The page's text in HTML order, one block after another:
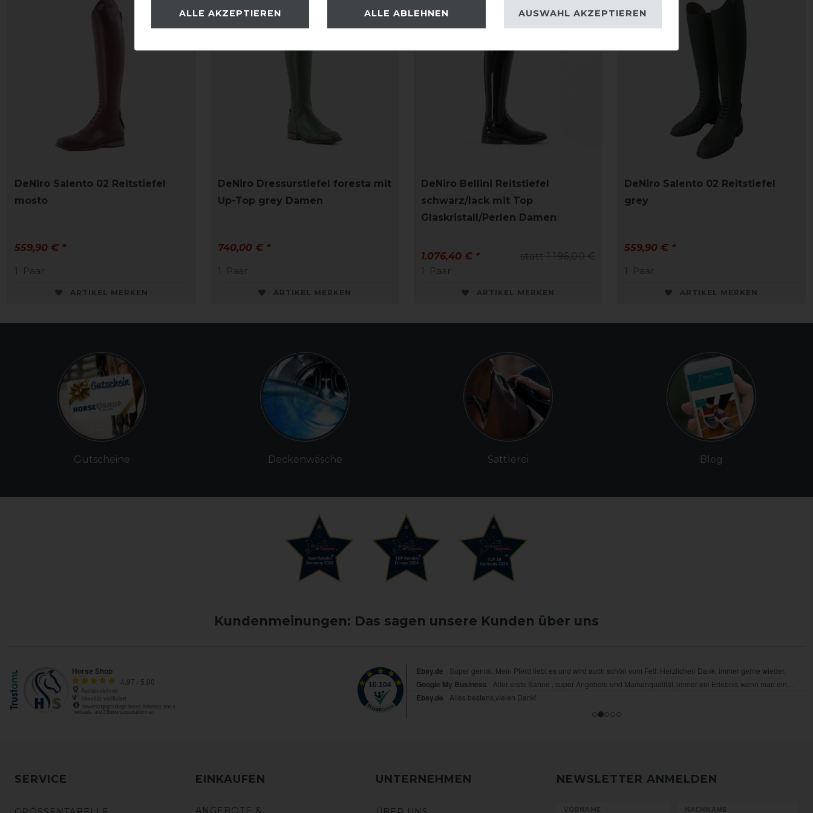
DeNiro Salento 02 Reitstiefel
mosto
559,90 € *
1
Paar
ARTIKEL MERKEN
DeNiro Dressurstiefel foresta mit
Up-Top grey Damen
740,00 € *
1
Paar
ARTIKEL MERKEN
DeNiro Bellini Reitstiefel
schwarz/lack mit Top
Glaskristall/Perlen Damen
statt 1.196,00 €
1.076,40 € *
1
Paar
ARTIKEL MERKEN
DeNiro Salento 02 Reitstiefel
grey
559,90 € *
1
Paar
ARTIKEL MERKEN
Gutscheine Deckenwäsche Sattlerei Blog
Kundenmeinungen: Das sagen unsere Kunden über uns
SERVICE EINKAUFEN
ANGEBOTE &
UNTERNEHMEN NEWSLETTER ANMELDEN
VORNAME NACHNAME
ALLE AKZEPTIEREN ALLE ABLEHNEN AUSWAHL AKZEPTIEREN